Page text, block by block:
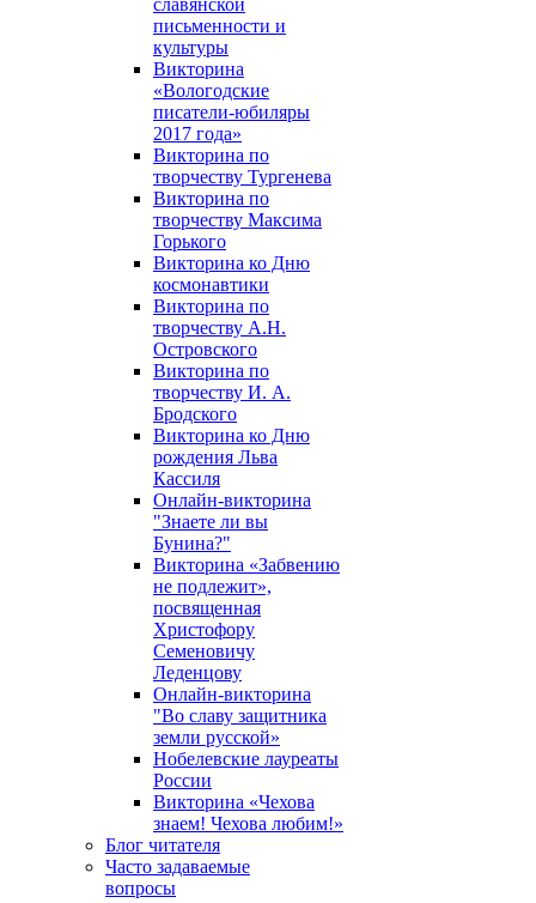
славянской
письменности и
культуры
Викторина
«Вологодские
писатели-юбиляры
2017 года»
Викторина по
творчеству Тургенева
Викторина по
творчеству Максима
Горького
Викторина ко Дню
космонавтики
Викторина по
творчеству А.Н.
Островского
Викторина по
творчеству И. А.
Бродского
Викторина ко Дню
рождения Льва
Кассиля
Онлайн-викторина
"Знаете ли вы
Бунина?"
Викторина «Забвению
не подлежит»,
посвященная
Христофору
Семеновичу
Леденцову
Онлайн-викторина
"Во славу защитника
земли русской»
Нобелевские лауреаты
России
Викторина «Чехова
знаем! Чехова любим!»
Блог читателя
Часто задаваемые
вопросы